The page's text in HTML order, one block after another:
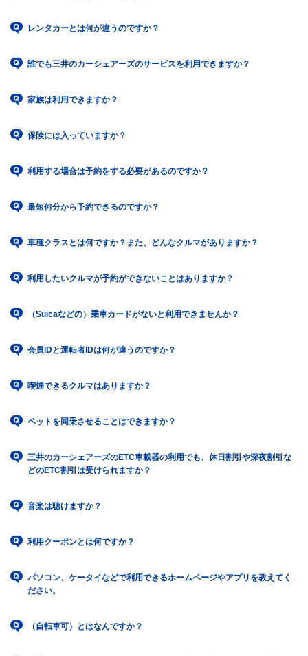
レンタカーとは何が違うのですか？
誰でも三井のカーシェアーズのサービスを利用できますか？
家族は利用できますか？
保険には入っていますか？
利用する場合は予約をする必要があるのですか？
最短何分から予約できるのですか？
車種クラスとは何ですか？また、どんなクルマがありますか？
利用したいクルマが予約ができないことはありますか？
（Suicaなどの）乗車カードがないと利用できませんか？
会員IDと運転者IDは何が違うのですか？
喫煙できるクルマはありますか？
ペットを同乗させることはできますか？
三井のカーシェアーズのETC車載器の利用でも、休日割引や深夜割引な
どのETC割引は受けられますか？
音楽は聴けますか？
利用クーポンとは何ですか？
パソコン、ケータイなどで利用できるホームページやアプリを教えてく
ださい。
（自転車可）とはなんですか？